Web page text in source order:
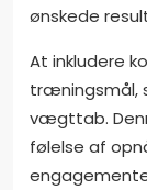
ønskede
At inkludere
træningsmål,
vægttab.
følelse af